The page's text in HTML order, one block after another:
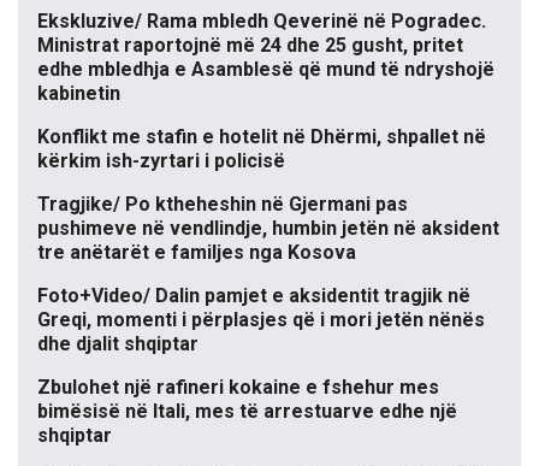
Ekskluzive/ Rama mbledh Qeverinë në Pogradec.
Ministrat raportojnë më 24 dhe 25 gusht, pritet
edhe mbledhja e Asamblesë që mund të ndryshojë
kabinetin
Konflikt me stafin e hotelit në Dhërmi, shpallet në
kërkim ish-zyrtari i policisë
Tragjike/ Po ktheheshin në Gjermani pas
pushimeve në vendlindje, humbin jetën në aksident
tre anëtarët e familjes nga Kosova
Foto+Video/ Dalin pamjet e aksidentit tragjik në
Greqi, momenti i përplasjes që i mori jetën nënës
dhe djalit shqiptar
Zbulohet një rafineri kokaine e fshehur mes
bimësisë në Itali, mes të arrestuarve edhe një
shqiptar